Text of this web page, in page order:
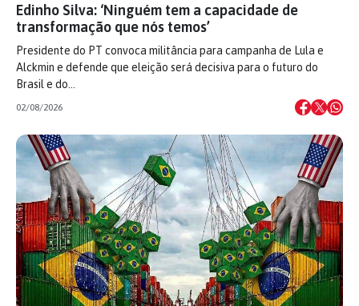
Edinho Silva: ‘Ninguém tem a capacidade de
transformação que nós temos’
Presidente do PT convoca militância para campanha de Lula e
Alckmin e defende que eleição será decisiva para o futuro do
Brasil e do…
02/08/2026